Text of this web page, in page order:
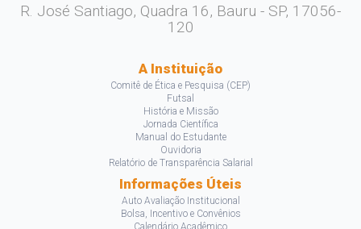
R. José Santiago, Quadra 16, Bauru - SP, 17056-
120
A Instituição
Comitê de Ética e Pesquisa (CEP)
Futsal
História e Missão
Jornada Científica
Manual do Estudante
Ouvidoria
Relatório de Transparência Salarial
Informações Úteis
Auto Avaliação Institucional
Bolsa, Incentivo e Convênios
Calendário Acadêmico